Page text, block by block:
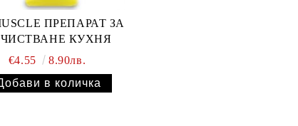
ПРЕПАРАТ ЗА
КУХНЯ
€4.55
8.90лв.